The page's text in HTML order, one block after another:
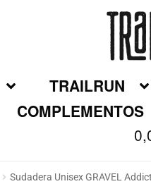
TRAILRUN
COMPLEMENTOS
Sudadera Unisex GRAVEL